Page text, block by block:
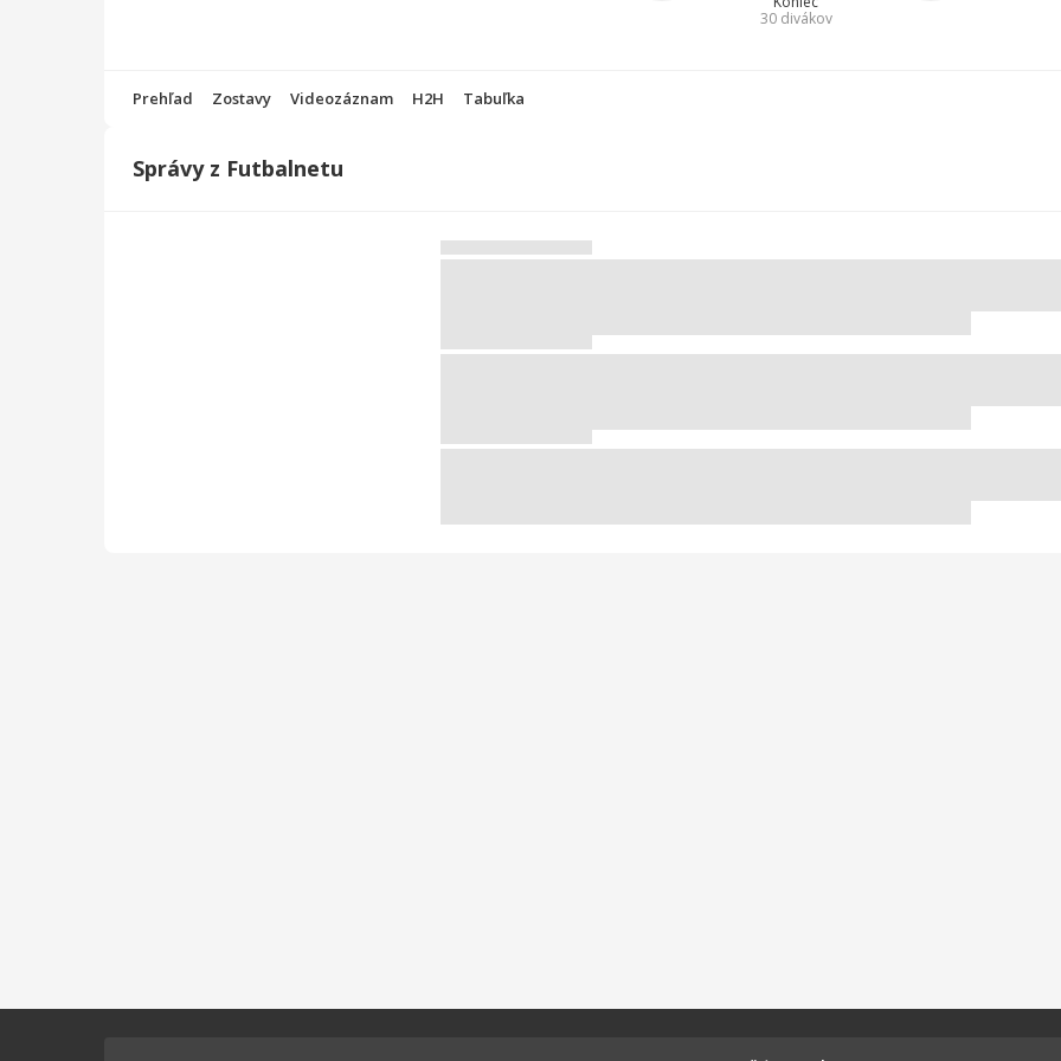
30divákov
Prehľad Zostavy Videozáznam H2H Tabuľka
Správy z Futbalnetu